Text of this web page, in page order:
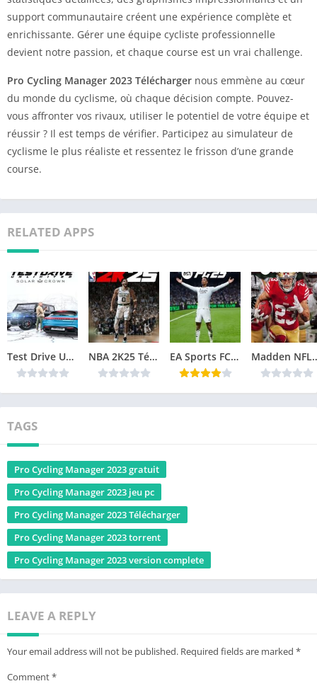
support communautaire créent une expérience complète et
enrichissante. Gérer une équipe cycliste professionnelle
devient notre passion, et chaque course est un vrai challenge.
Pro Cycling Manager 2023 Télécharger nous emmène au cœur
du monde du cyclisme, où chaque décision compte. Pouvez-
vous affronter vos rivaux, utiliser le potentiel de votre équipe et
réussir ? Il est temps de vérifier. Participez au simulateur de
cyclisme le plus réaliste et ressentez le frisson d’une grande
course.
RELATED APPS
Test Drive Unlimited Solar Crown Télécharger jeu PC NBA 2K25 Télécharger jeu PC EA Sports FC 25 Télécharger jeu PC Madden
TAGS
Pro Cycling Manager 2023 gratuit
Pro Cycling Manager 2023 jeu pc
Pro Cycling Manager 2023 Télécharger
Pro Cycling Manager 2023 torrent
Pro Cycling Manager 2023 version complete
LEAVE A REPLY
Your email address will not be published. Required fields are marked *
Comment*